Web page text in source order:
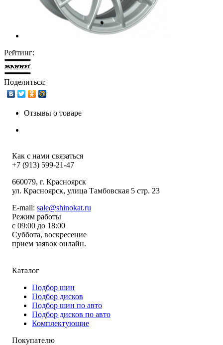
Рейтинг:
Поделиться:
Отзывы о товаре
Как с нами связаться
+7 (913) 599-21-47
660079, г. Красноярск
ул. Красноярск, улица Тамбовская 5 стр. 23
E-mail: sale@shinokat.ru
Режим работы
с 09:00 до 18:00
Суббота, воскресение
прием заявок онлайн.
Каталог
Подбор шин
Подбор дисков
Подбор шин по авто
Подбор дисков по авто
Комплектующие
Покупателю